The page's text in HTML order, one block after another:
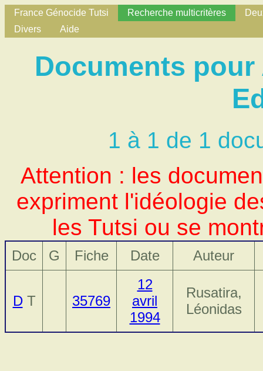
France Génocide Tutsi Recherche multicritères
Divers
Aide
Documents pour
1 à 1 de 1
Attention : les
expriment l'idéologie
les Tutsi ou se
Doc G Fiche Date Auteur
DT 35769
12
avril
1994
Rusatira,
Léonidas